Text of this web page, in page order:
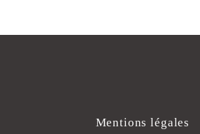
Mentions légales